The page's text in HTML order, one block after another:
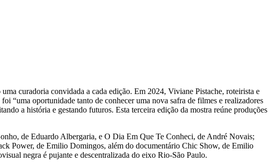
curadoria convidada a cada edição. Em 2024, Viviane Pistache, roteirista e
“uma oportunidade tanto de conhecer uma nova safra de filmes e realizadores
a história e gestando futuros. Esta terceira edição da mostra reúne produções
de Eduardo Albergaria, e O Dia Em Que Te Conheci, de André Novais;
Power, de Emilio Domingos, além do documentário Chic Show, de Emilio
negra é pujante e descentralizada do eixo Rio-São Paulo.